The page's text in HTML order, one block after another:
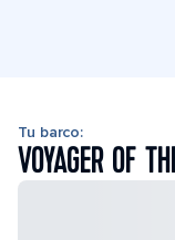
Tu barco:
VOYAGER OF